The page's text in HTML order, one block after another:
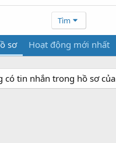
Tìm
sơ Hoạt động mới nhất
có tin nhắn trong hồ sơ